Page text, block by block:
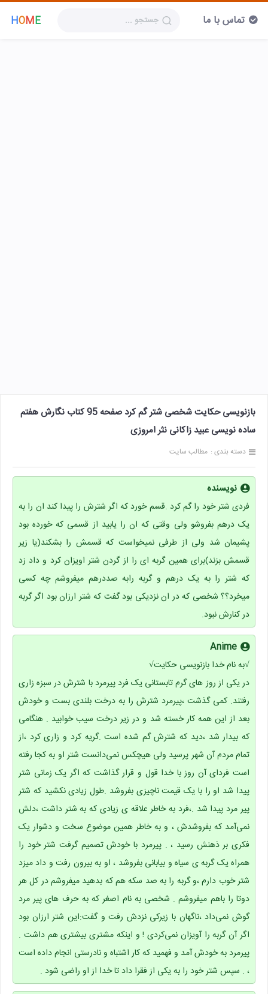
HOME تماس با ما
بازنویسی حکایت شخصی شتر گم کرد صفحه 95 کتاب نگارش هفتم
ساده نویسی عبید زاکانی نثر امروزی
دسته بندی : مطالب سایت
نویسنده
فردی شتر خود را گم کرد .قسم خورد که اگر شترش را پیدا کند ان را به
یک درهم بفروشو ولی وقتی که ان را یابید از قسمی که خورده بود
پشیمان شد ولی از طرفی نمیخواست که قسمش را بشکند(یا زیر
قسمش بزند)برای همین گربه ای را از گردن شتر اویزان کرد و داد زد
که شتر را به یک درهم و گربه رابه صددرهم میفروشم چه کسی
میخرد؟؟ شخصی که در ان نزدیکی بود گفت که شتر ارزان بود اگر گربه
در کنارش نبود.
Anime
√به نام خدا بازنویسی حکایت√
در یکی از روز های گرم تابستانی یک فرد پیرمرد با شترش در سبزه زاری
رفتند. کمی گذشت ،پیرمرد شترش را به درخت بلندی بست و خودش
بعد از این همه کار خسته شد و در زیر درخت سیب خوابید . هنگامی
که بیدار شد ،دید که شترش گم شده است .گریه کرد و زاری کرد ،از
تمام مردم آن شهر پرسید ولی هیچکس نمی‌دانست شتر او به کجا رفته
است فردای آن روز با خدا قول و قرار گذاشت که اگر یک زمانی شتر
پیدا شد او را با یک قیمت ناچیزی بفروشد .طول زیادی نکشید که شتر
پیر مرد پیدا شد .،فرد به خاطر علاقه ی زیادی که به شتر داشت ،دلش
نمی‌آمد که بفروشدش ، و به خاطر همین موضوع سخت و دشوار یک
فکری بر ذهنش رسید ، . پیرمرد با خودش تصمیم گرفت شتر خود را
همراه یک گربه ی سیاه و بیابانی بفروشد ، او به بیرون رفت و داد میزد
شتر خوب دارم ،و گربه را به صد سکه هم که بدهید میفروشم ‌در کل هر
دوتا را باهم میفروشم . شخصی به نام اصغر که به حرف های پیر مرد
گوش نمی‌داد ،ناگهان با زیرکی نزدش رفت و گفت:این شتر ارزان بود
اگر آن گربه را آویزان نمی‌کردی ! و اینکه مشتری بیشتری هم داشت .
پیرمرد به خودش آمد و فهمید که کار اشتباه و نادرستی انجام داده است
، . سپس شتر خود را به یکی از فقرا داد تا خدا از او راضی شود .